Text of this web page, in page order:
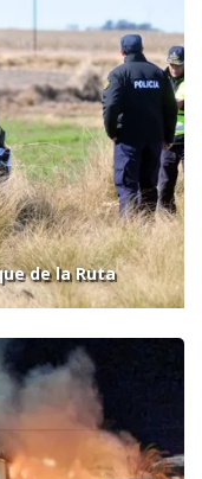
de la Ruta